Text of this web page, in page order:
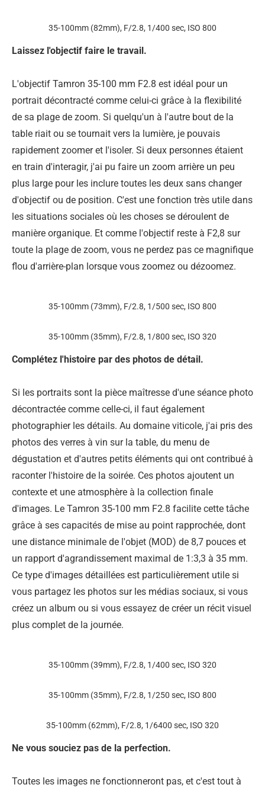
35-100mm (82mm), F/2.8, 1/400 sec, ISO 800
Laissez l'objectif faire le travail.
L'objectif Tamron 35-100 mm F2.8 est idéal pour un
portrait décontracté comme celui-ci grâce à la flexibilité
de sa plage de zoom. Si quelqu'un à l'autre bout de la
table riait ou se tournait vers la lumière, je pouvais
rapidement zoomer et l'isoler. Si deux personnes étaient
en train d'interagir, j'ai pu faire un zoom arrière un peu
plus large pour les inclure toutes les deux sans changer
d'objectif ou de position. C'est une fonction très utile dans
les situations sociales où les choses se déroulent de
manière organique. Et comme l'objectif reste à F2,8 sur
toute la plage de zoom, vous ne perdez pas ce magnifique
flou d'arrière-plan lorsque vous zoomez ou dézoomez.
35-100mm (73mm), F/2.8, 1/500 sec, ISO 800
35-100mm (35mm), F/2.8, 1/800 sec, ISO 320
Complétez l'histoire par des photos de détail.
Si les portraits sont la pièce maîtresse d'une séance photo
décontractée comme celle-ci, il faut également
photographier les détails. Au domaine viticole, j'ai pris des
photos des verres à vin sur la table, du menu de
dégustation et d'autres petits éléments qui ont contribué à
raconter l'histoire de la soirée. Ces photos ajoutent un
contexte et une atmosphère à la collection finale
d'images. Le Tamron 35-100 mm F2.8 facilite cette tâche
grâce à ses capacités de mise au point rapprochée, dont
une distance minimale de l'objet (MOD) de 8,7 pouces et
un rapport d'agrandissement maximal de 1:3,3 à 35 mm.
Ce type d'images détaillées est particulièrement utile si
vous partagez les photos sur les médias sociaux, si vous
créez un album ou si vous essayez de créer un récit visuel
plus complet de la journée.
35-100mm (39mm), F/2.8, 1/400 sec, ISO 320
35-100mm (35mm), F/2.8, 1/250 sec, ISO 800
35-100mm (62mm), F/2.8, 1/6400 sec, ISO 320
Ne vous souciez pas de la perfection.
Toutes les images ne fonctionneront pas, et c'est tout à